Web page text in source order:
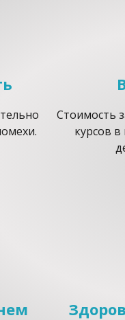
Стоимость
курсов